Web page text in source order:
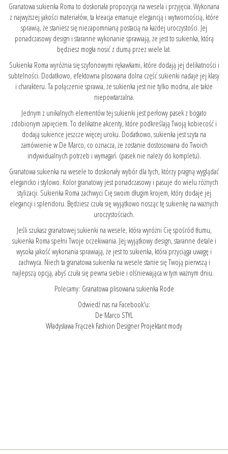
Granatowa sukienka Roma to doskonała propozycja na wesela i przyjęcia. Wykonana
z najwyższej jakości materiałów, ta kreacja emanuje elegancją i wytwornością, które
sprawią, że staniesz się niezapomnianą postacią na każdej uroczystości. Jej
ponadczasowy design i staranne wykonanie sprawiają, że jest to sukienka, którą
będziesz mogła nosić z dumą przez wiele lat.
Sukienka Roma wyróżnia się szyfonowymi rękawkami, które dodają jej delikatności i
subtelności. Dodatkowo, efektowna plisowana dolna część sukienki nadaje jej klasy
i charakteru. Ta połączenie sprawia, że sukienka jest nie tylko modna, ale także
niepowtarzalna.
Jednym z unikalnych elementów tej sukienki jest perłowy pasek z bogato
zdobionym zapięciem. To delikatne akcenty, które podkreślają Twoją kobiecość i
dodają sukience jeszcze więcej uroku. Dodatkowo, sukienka jest szyta na
zamówienie w De Marco, co oznacza, że zostanie dostosowana do Twoich
indywidualnych potrzeb i wymagań. (pasek nie należy do kompletu).
Granatowa sukienka na wesele to doskonały wybór dla tych, którzy pragną wyglądać
elegancko i stylowo. Kolor granatowy jest ponadczasowy i pasuje do wielu różnych
stylizacji. Sukienka Roma zachwyci Cię swoim długim krojem, który dodaje jej
elegancji i splendoru. Będziesz czuła się wyjątkowo nosząc tę sukienkę na ważnych
uroczystościach.
Jeśli szukasz granatowej sukienki na wesele, która wyróżni Cię spośród tłumu,
sukienka Roma spełni Twoje oczekiwania. Jej wyjątkowy design, staranne detale i
wysoka jakość wykonania sprawiają, że jest to sukienka, która przyciąga uwagę i
zachwyca. Niech ta granatowa sukienka na wesele stanie się Twoją pierwszą i
najlepszą opcją, abyś czuła się pewna siebie i olśniewająca w tym ważnym dniu.
Polecamy: Granatowa plisowana sukienka Rode
Odwiedź nas na Facebook'u:
De Marco STYL
Władysława Frączek Fashion Designer Projektant mody